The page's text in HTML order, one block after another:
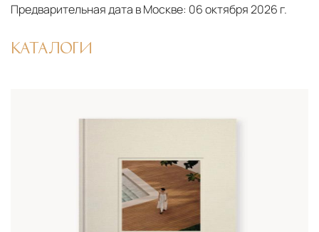
Предварительная дата в Москве: 06 октября 2026 г.
КАТАЛОГИ